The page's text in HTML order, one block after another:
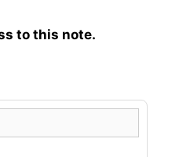
to this note.